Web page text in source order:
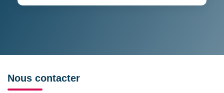
Nous contacter